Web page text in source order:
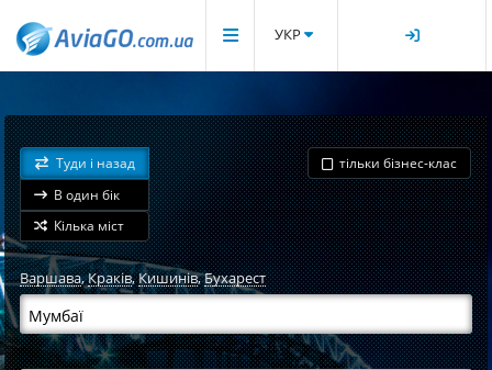
УКР
Туди і назад
В один бік
Кілька міст
тільки бізнес-клас
Варшава,Краків,Кишинів,Бухарест